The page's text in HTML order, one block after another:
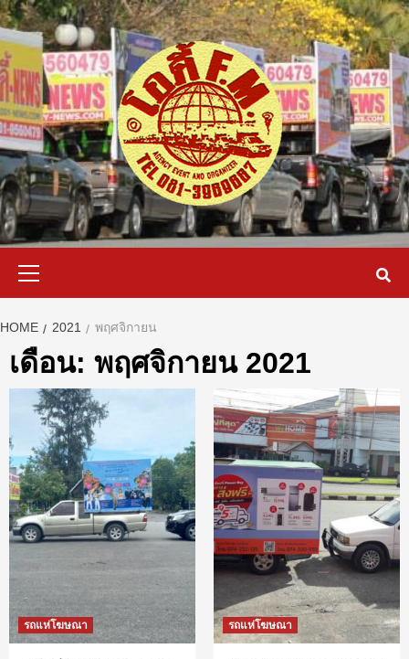
Skip
to
content
HOME 2021 พฤศจิกายน
เดือน: พฤศจิกายน 2021
รถแห่โฆษณา รถแห่โฆษณา